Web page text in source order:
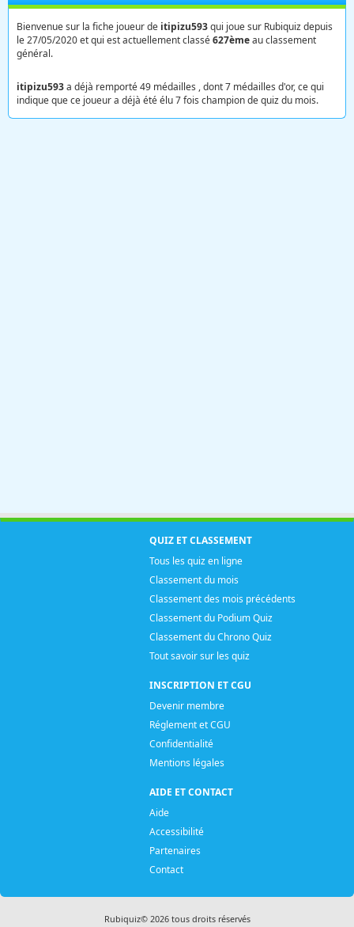
Bienvenue sur la fiche joueur de itipizu593qui joue sur Rubiquiz depuis
le 27/05/2020 et qui est actuellement classé627èmeau classement
général.
itipizu593a déjà remporté 49 médailles , dont 7 médailles d'or, ce qui
indique que ce joueur a déjà été élu 7 fois champion de quiz du mois.
QUIZ ET CLASSEMENT
Tous les quiz en ligne
Classement du mois
Classement des mois précédents
Classement du Podium Quiz
Classement du Chrono Quiz
Tout savoir sur les quiz
INSCRIPTION ET CGU
Devenir membre
Réglement et CGU
Confidentialité
Mentions légales
AIDE ET CONTACT
Aide
Accessibilité
Partenaires
Contact
Rubiquiz© 2026 tous droits réservés